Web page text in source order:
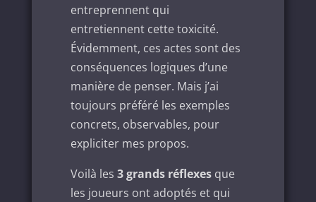
entreprennent qui
entretiennent cette toxicité.
Évidemment, ces actes sont des
conséquences logiques d’une
manière de penser. Mais j’ai
toujours préféré les exemples
concrets, observables, pour
expliciter mes propos.
Voilà les 3 grands réflexesque
les joueurs ont adoptés et qui